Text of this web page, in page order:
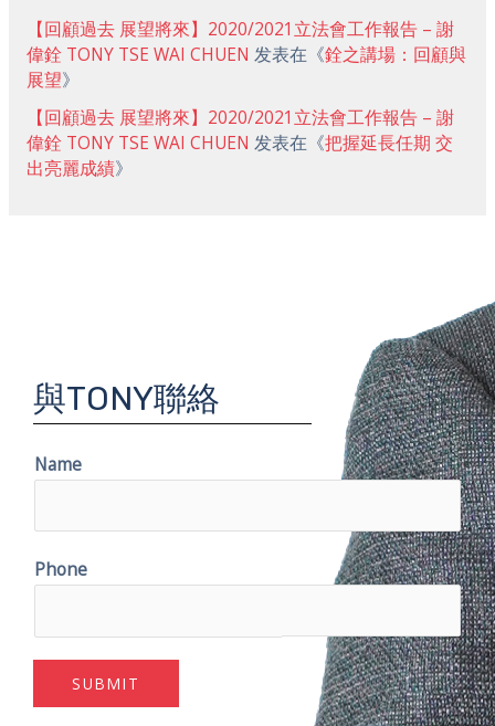
【回顧過去 展望將來】2020/2021立法會工作報告 – 謝
偉銓 TONY TSE WAI CHUEN 发表在《銓之講場：回顧與
展望》
【回顧過去 展望將來】2020/2021立法會工作報告 – 謝
偉銓 TONY TSE WAI CHUEN 发表在《把握延長任期 交
出亮麗成績》
與TONY聯絡
Name
Phone
SUBMIT